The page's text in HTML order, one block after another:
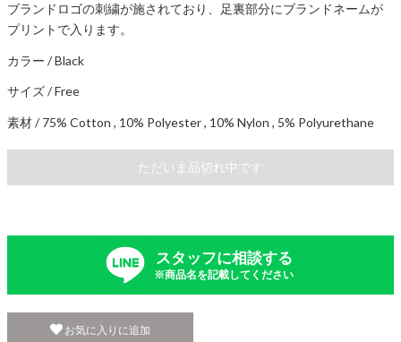
ブランドロゴの刺繍が施されており、足裏部分にブランドネームが
プリントで入ります。
カラー / Black
サイズ / Free
素材 / 75% Cotton , 10% Polyester , 10% Nylon , 5% Polyurethane
ただいま品切れ中です
スタッフに相談する
※商品名を記載してください
お気に入りに追加